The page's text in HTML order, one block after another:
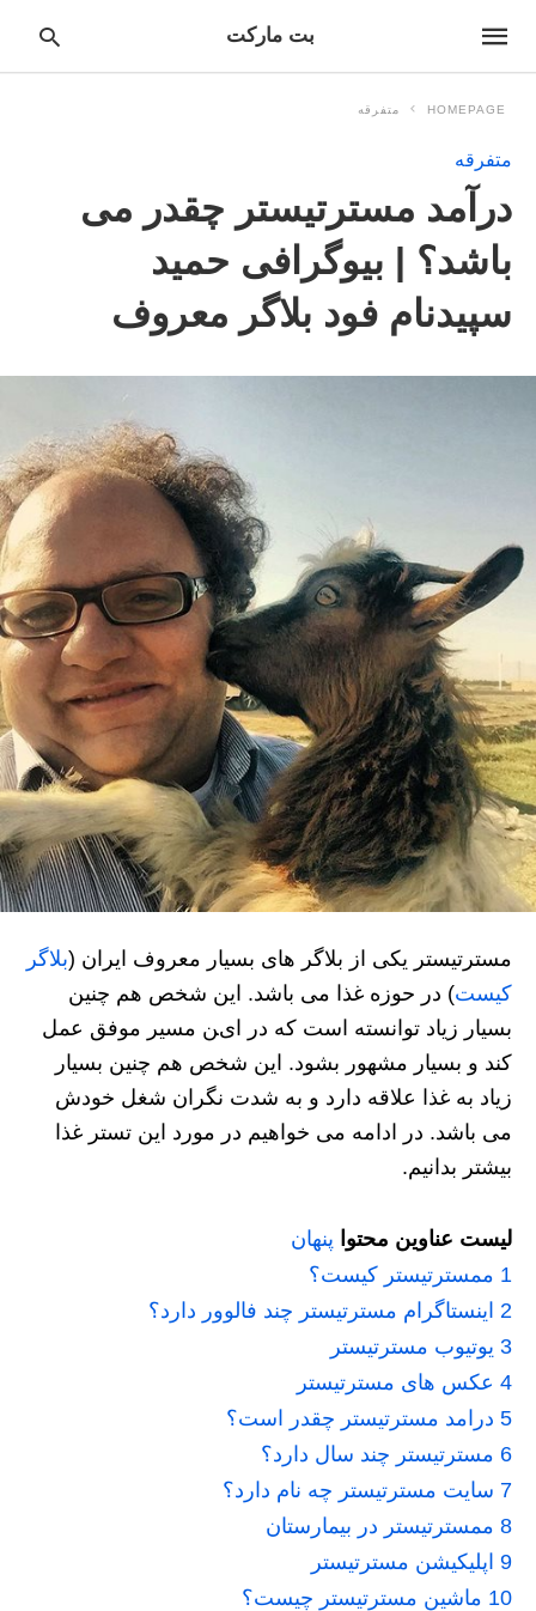
بت مارکت
HOMEPAGE متفرقه
متفرقه
درآمد مسترتیستر چقدر می
باشد؟ | بیوگرافی حمید
سپیدنام فود بلاگر معروف
مسترتیستر یکی از بلاگر های بسیار معروف ایران (بلاگر
کیست) در حوزه غذا می باشد. این شخص هم چنین
بسیار زیاد توانسته است که در این مسیر موفق عمل
کند و بسیار مشهور بشود. این شخص هم چنین بسیار
زیاد به غذا علاقه دارد و به شدت نگران شغل خودش
می باشد. در ادامه می خواهیم در مورد این تستر غذا
بیشتر بدانیم.
لیست عناوین محتوا پنهان
1 ممسترتیستر کیست؟
2 اینستاگرام مسترتیستر چند فالوور دارد؟
3 یوتیوب مسترتیستر
4 عکس های مسترتیستر
5 درامد مسترتیستر چقدر است؟
6 مسترتیستر چند سال دارد؟
7 سایت مسترتیستر چه نام دارد؟
8 ممسترتیستر در بیمارستان
9 اپلیکیشن مسترتیستر
10 ماشین مسترتیستر چیست؟